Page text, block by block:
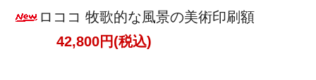
ロココ 牧歌的な風景の美術印刷額
42,800円(税込)